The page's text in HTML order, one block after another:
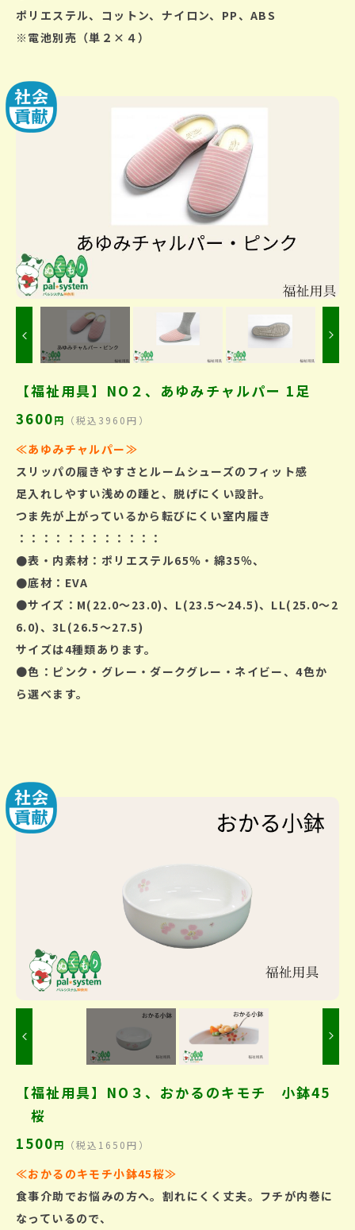
ポリエステル、コットン、ナイロン、PP、ABS
※電池別売（単２×４）
Previous
【福祉用具】NO２、あゆみチャルパー 1足
3600円 （税込3960円）
≪あゆみチャルパー≫
スリッパの履きやすさとルームシューズのフィット感
足入れしやすい浅めの踵と、脱げにくい設計。
つま先が上がっているから転びにくい室内履き
：：：：：：：：：：：：
●表・内素材：ポリエステル65％・綿35％、
●底材：EVA
●サイズ：M(22.0～23.0)、L(23.5～24.5)、LL(25.0～2
6.0)、3L(26.5～27.5)
サイズは4種類あります。
●色：ピンク・グレー・ダークグレー・ネイビー、4色か
ら選べます。
Previous
【福祉用具】NO３、おかるのキモチ 小鉢45
桜
1500円 （税込1650円）
≪おかるのキモチ小鉢45桜≫
食事介助でお悩みの方へ。割れにくく丈夫。フチが内巻に
なっているので、